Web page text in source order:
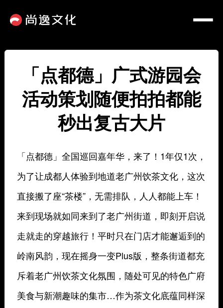
「点都德」广式游园会
活动策划随便拍拍都能
秒出复古大片
「点都德」全国巡回嘉年华，来了！ 1年仅1次，
为了让成都人体验到地道老广州饮茶文化，这次
直接搬了座“茶楼”，无需排队，人人都能上车！
来到现场就如同来到了老广州街道，即刻开启说
走就走的穿越旅行！平时只在门店才能邂逅到的
岭南风韵，现在摇身一变Plus版，整条街道都充
斥着老广州饮茶文化氛围，随处可见的特色广府
美食与新潮趣味的集市…作为茶文化底蕴同样深